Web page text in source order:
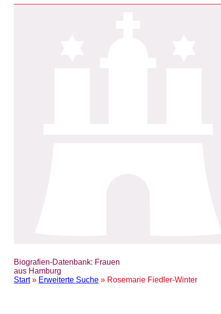
Biografien-Datenbank: Frauen
aus Hamburg
Start» Erweiterte Suche » Rosemarie Fiedler-Winter